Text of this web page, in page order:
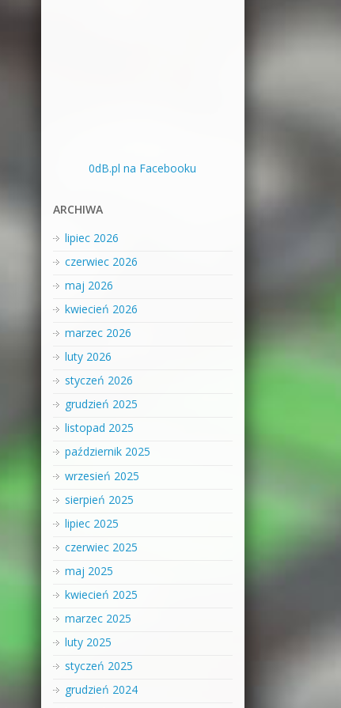
0dB.pl na Facebooku
ARCHIWA
lipiec 2026
czerwiec 2026
maj 2026
kwiecień 2026
marzec 2026
luty 2026
styczeń 2026
grudzień 2025
listopad 2025
październik 2025
wrzesień 2025
sierpień 2025
lipiec 2025
czerwiec 2025
maj 2025
kwiecień 2025
marzec 2025
luty 2025
styczeń 2025
grudzień 2024